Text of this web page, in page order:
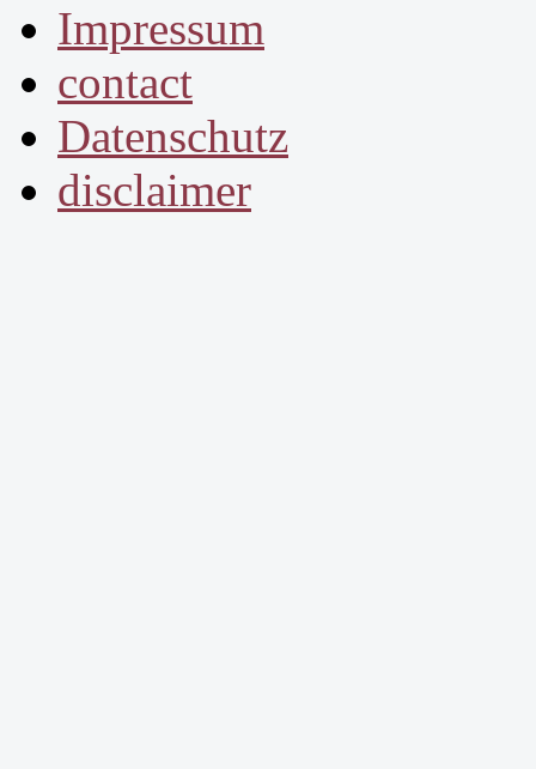
Impressum
contact
Datenschutz
disclaimer